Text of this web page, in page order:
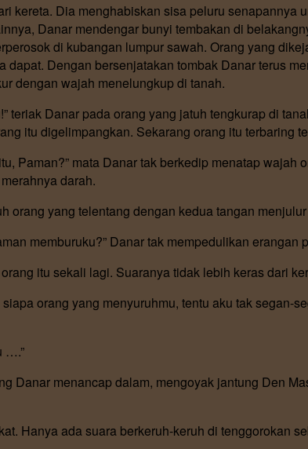
kereta. Dia menghabiskan sisa peluru senapannya
Danar mendengar bunyi tembakan di
di kubangan lumpur sawah. Orang yang
dapat. Dengan bersenjatakan tombak Danar terus
dengan wajah menelungkup di tanah.
teriak Danar pada orang yang jatuh tengkurap di
itu digelimpangkan. Sekarang orang itu terbaring
Paman?” mata Danar tak berkedip menatap
darah.
orang yang telentang dengan kedua tangan
memburuku?” Danar tak mempedulikan erangan
orang itu sekali lagi. Suaranya tidak lebih keras dari
orang yang menyuruhmu, tentu aku tak segan-
….”
Danar menancap dalam, mengoyak jantung Den
Hanya ada suara berkeruh-keruh di tenggorokan